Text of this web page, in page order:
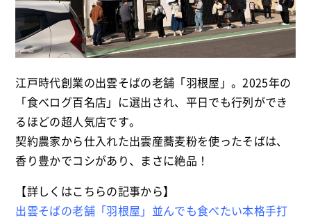
江戸時代創業の出雲そばの老舗「羽根屋」。2025年の
「食べログ百名店」に選出され、平日でも行列ができ
るほどの超人気店です。
契約農家から仕入れた出雲産蕎麦粉を使ったそばは、
香り豊かでコシがあり、まさに絶品！
【詳しくはこちらの記事から】
出雲そばの老舗「羽根屋」並んでも食べたい本格手打